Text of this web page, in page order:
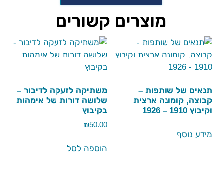
מוצרים קשורים
תנאים של שותפות –
קבוצה, קומונה ארצית
וקיבוץ 1910 – 1926
מידע נוסף
משתיקה לזעקה לדיבור –
שלושה דורות של אימהות
בקיבוץ
₪50.00
הוספה לסל